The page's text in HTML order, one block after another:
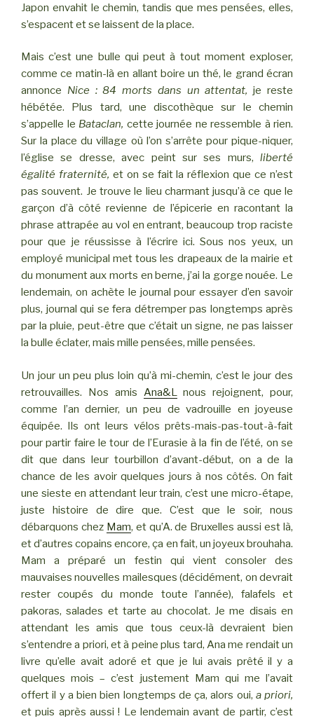
Japon envahit le chemin, tandis que mes pensées, elles,
s’espacent et se laissent de la place.
Mais c’est une bulle qui peut à tout moment exploser,
comme ce matin-là en allant boire un thé, le grand écran
annonce Nice : 84 morts dans un attentat,je reste
hébétée. Plus tard, une discothèque sur le chemin
s’appelle le Bataclan, cette journée ne ressemble à rien.
Sur la place du village où l’on s’arrête pour pique-niquer,
l’église se dresse, avec peint sur ses murs, liberté
égalité fraternité, et on se fait la réflexion que ce n’est
pas souvent. Je trouve le lieu charmant jusqu’à ce que le
garçon d’à côté revienne de l’épicerie en racontant la
phrase attrapée au vol en entrant, beaucoup trop raciste
pour que je réussisse à l’écrire ici. Sous nos yeux, un
employé municipal met tous les drapeaux de la mairie et
du monument aux morts en berne, j’ai la gorge nouée. Le
lendemain, on achète le journal pour essayer d’en savoir
plus, journal qui se fera détremper pas longtemps après
par la pluie, peut-être que c’était un signe, ne pas laisser
la bulle éclater, mais mille pensées, mille pensées.
Un jour un peu plus loin qu’à mi-chemin, c’est le jour des
retrouvailles. Nos amis Ana&L
nous rejoignent, pour,
comme l’an dernier, un peu de vadrouille en joyeuse
équipée. Ils ont leurs vélos prêts-mais-pas-tout-à-fait
pour partir faire le tour de l’Eurasie à la fin de l’été, on se
dit que dans leur tourbillon d’avant-début, on a de la
chance de les avoir quelques jours à nos côtés. On fait
une sieste en attendant leur train, c’est une micro-étape,
juste histoire de dire que. C’est que le soir, nous
débarquons chez Mam, et qu’A. de Bruxelles aussi est là,
et d’autres copains encore, ça en fait, un joyeux brouhaha.
Mam a préparé un festin qui vient consoler des
mauvaises nouvelles mailesques (décidément, on devrait
rester coupés du monde toute l’année), falafels et
pakoras, salades et tarte au chocolat. Je me disais en
attendant les amis que tous ceux-là devraient bien
s’entendre a priori, et à peine plus tard, Ana me rendait un
livre qu’elle avait adoré et que je lui avais prêté il y a
quelques mois – c’est justement Mam qui me l’avait
offert il y a bien bien longtemps de ça, alors oui, a priori,
et puis après aussi ! Le lendemain avant de partir, c’est